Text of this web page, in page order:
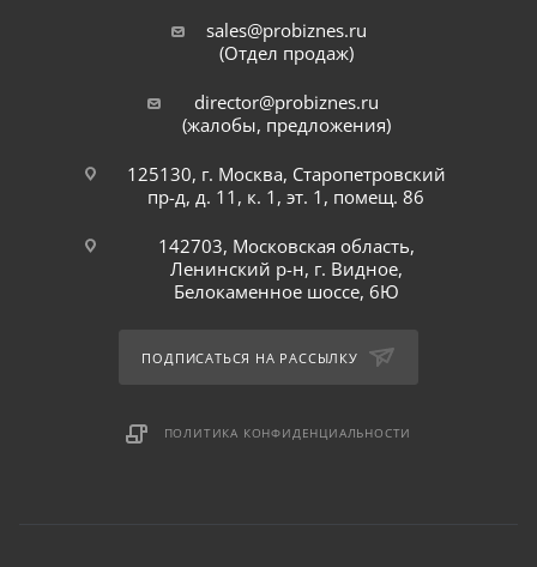
sales@probiznes.ru
(Отдел продаж)
director@probiznes.ru
(жалобы, предложения)
125130, г. Москва, Старопетровский
пр-д, д. 11, к. 1, эт. 1, помещ. 86
142703, Московская область,
Ленинский р-н, г. Видное,
Белокаменное шоссе, 6Ю
ПОДПИСАТЬСЯ НА РАССЫЛКУ
ПОЛИТИКА КОНФИДЕНЦИАЛЬНОСТИ